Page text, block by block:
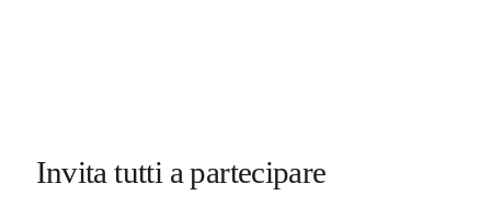
Invita tutti a partecipare